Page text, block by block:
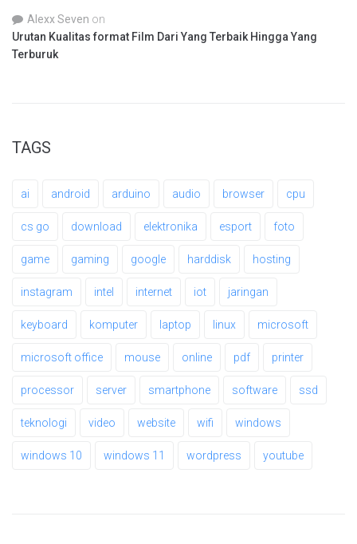
Alexx Seven on
Urutan Kualitas format Film Dari Yang Terbaik Hingga Yang
Terburuk
TAGS
ai android arduino audio browser cpu
cs go download elektronika esport foto
game gaming google harddisk hosting
instagram intel internet iot jaringan
keyboard komputer laptop linux microsoft
microsoft office mouse online pdf printer
processor server smartphone software ssd
teknologi video website wifi windows
windows 10 windows 11 wordpress youtube